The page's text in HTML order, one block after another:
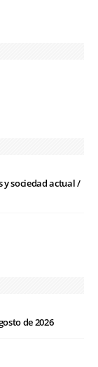
sociedad actual /
de 2026